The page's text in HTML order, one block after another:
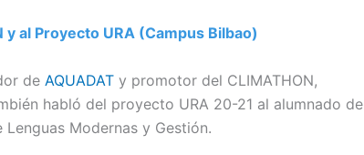
al Proyecto URA (Campus Bilbao)
de AQUADATy promotor del CLIMATHON,
habló del proyecto URA 20-21 al alumnado de
Lenguas Modernas y Gestión.